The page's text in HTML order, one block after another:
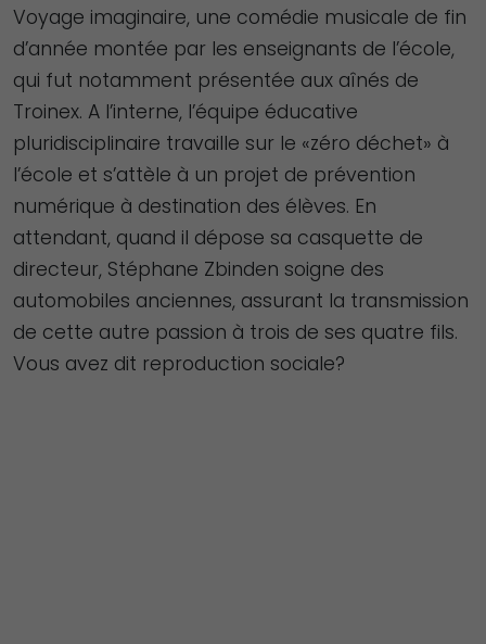
Voyage imaginaire, une comédie musicale de fin
d’année montée par les enseignants de l’école,
qui fut notamment présentée aux aînés de
Troinex. A l’interne, l’équipe éducative
pluridisciplinaire travaille sur le «zéro déchet» à
l’école et s’attèle à un projet de prévention
numérique à destination des élèves. En
attendant, quand il dépose sa casquette de
directeur, Stéphane Zbinden soigne des
automobiles anciennes, assurant la transmission
de cette autre passion à trois de ses quatre fils.
Vous avez dit reproduction sociale?